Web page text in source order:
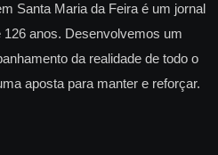
Santa Maria da Feira é um jornal
anos. Desenvolvemos um
da realidade de todo o
aposta para manter e reforçar.